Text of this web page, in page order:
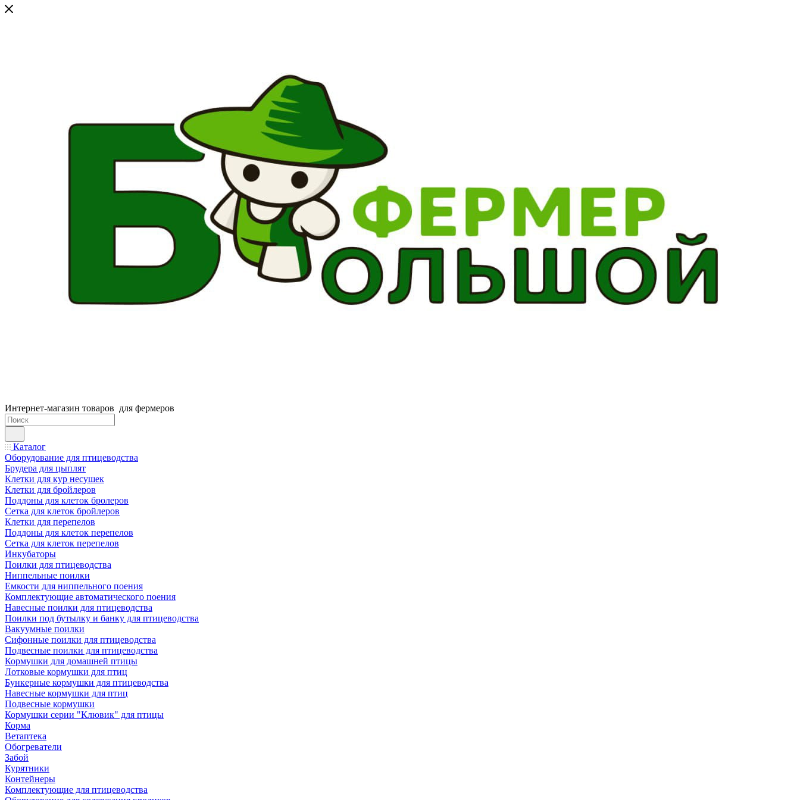
Интернет-магазин товаров для фермеров
Каталог
Оборудование для птицеводства
Брудера для цыплят
Клетки для кур несушек
Клетки для бройлеров
Поддоны для клеток бролеров
Сетка для клеток бройлеров
Клетки для перепелов
Поддоны для клеток перепелов
Сетка для клеток перепелов
Инкубаторы
Поилки для птицеводства
Ниппельные поилки
Емкости для ниппельного поения
Комплектующие автоматического поения
Навесные поилки для птицеводства
Поилки под бутылку и банку для птицеводства
Вакуумные поилки
Сифонные поилки для птицеводства
Подвесные поилки для птицеводства
Кормушки для домашней птицы
Лотковые кормушки для птиц
Бункерные кормушки для птицеводства
Навесные кормушки для птиц
Подвесные кормушки
Кормушки серии "Клювик" для птицы
Корма
Ветаптека
Обогреватели
Забой
Курятники
Контейнеры
Комплектующие для птицеводства